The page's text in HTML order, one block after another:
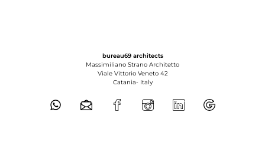
bureau69 architects
Massimiliano Strano Architetto
Viale Vittorio Veneto 42
Catania- Italy